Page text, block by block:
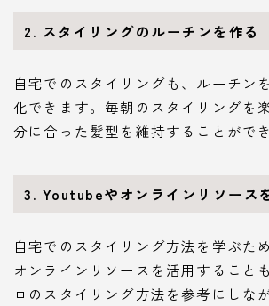
2. スタイリングのルーチンを作る
自宅でのスタイリングも、ルーチン
化できます。毎朝のスタイリングを
分に合った髪型を維持することができ
3. Youtubeやオンラインリソース
自宅でのスタイリング方法を学ぶた
オンラインリソースを活用すること
ロのスタイリング方法を参考にしな